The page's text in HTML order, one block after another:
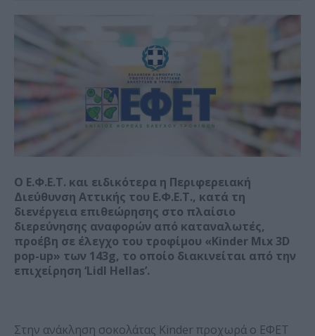
Ο Ε.Φ.Ε.Τ. και ειδικότερα η Περιφερειακή
Διεύθυνση Αττικής του Ε.Φ.Ε.Τ., κατά τη
διενέργεια επιθεώρησης στο πλαίσιο
διερεύνησης αναφορών από καταναλωτές,
προέβη σε έλεγχο του τροφίμου «Kinder Μιx 3D
pop-up» των 143g, το οποίο διακινείται από την
επιχείρηση ‘Lidl Hellas’.
Στην ανάκληση σοκολάτας Kinder προχωρά ο ΕΦΕΤ